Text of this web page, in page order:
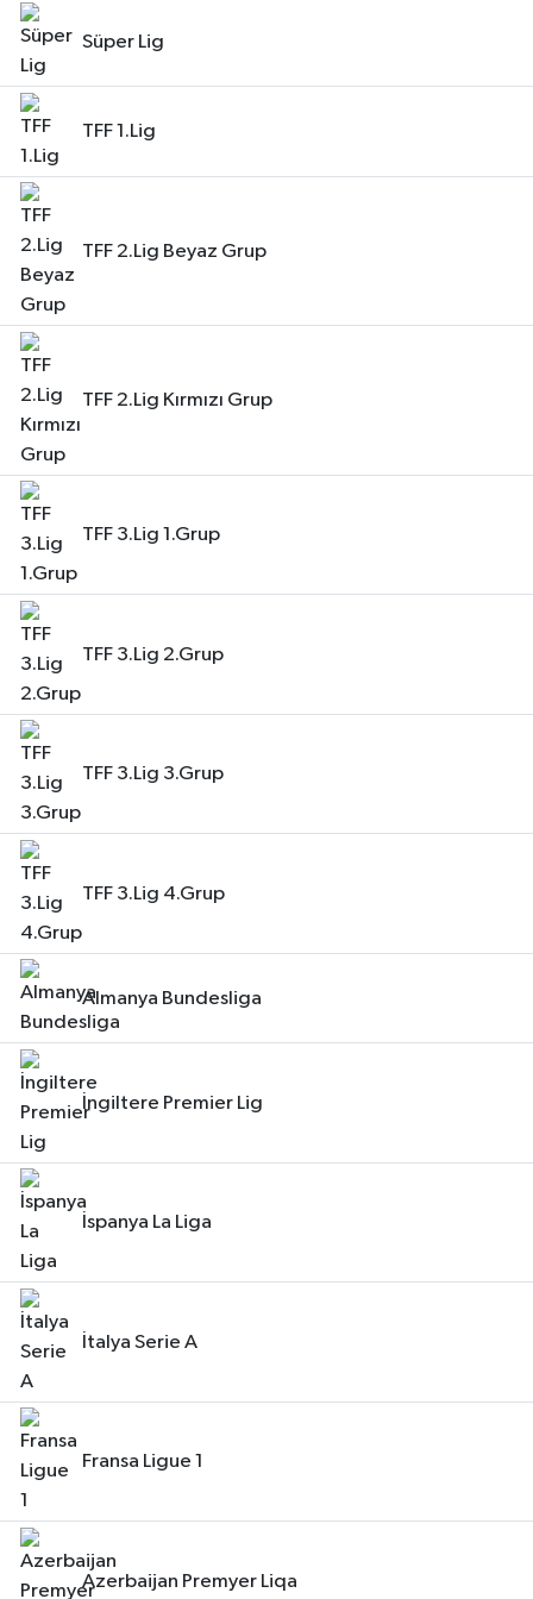
Süper Lig
TFF 1.Lig
TFF 2.Lig Beyaz Grup
TFF 2.Lig Kırmızı Grup
TFF 3.Lig 1.Grup
TFF 3.Lig 2.Grup
TFF 3.Lig 3.Grup
TFF 3.Lig 4.Grup
Almanya Bundesliga
İngiltere Premier Lig
İspanya La Liga
İtalya Serie A
Fransa Ligue 1
Azerbaijan Premyer Liqa
Siyaset
Yaşam